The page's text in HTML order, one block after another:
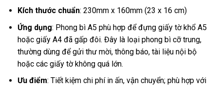
Kích thước chuẩn: 230mm x 160mm (23 x 16 cm)
Ứng dụng: Phong bì A5 phù hợp để đựng giấy tờ khổ A5
hoặc giấy A4 đã gấp đôi. Đây là loại phong bì cỡ trung,
thường dùng để gửi thư mời, thông báo, tài liệu nội bộ
hoặc các giấy tờ không quá lớn.
Ưu điểm: Tiết kiệm chi phí in ấn, vận chuyển; phù hợp với